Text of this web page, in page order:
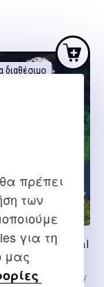
πρέπει
των
για τη
μας
διαθέσιμο
training manual
of stock
Doughty